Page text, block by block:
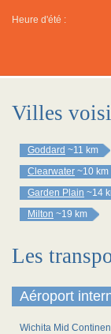
Heure d'été :
Villes
Goddard ~11 km
Clearwater ~10 km
Garden Plain ~14
Milton ~19 km
Les
Aéroport
Wichita Mid